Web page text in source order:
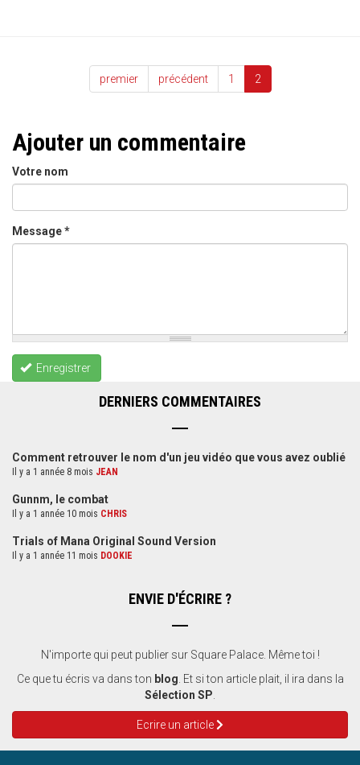
premier précédent 1 2
Ajouter un commentaire
Votre nom
Message*
Enregistrer
DERNIERS COMMENTAIRES
Comment retrouver le nom d'un jeu vidéo que vous avez oublié
Il y a 1 année 8 mois JEAN
Gunnm, le combat
Il y a 1 année 10 mois CHRIS
Trials of Mana Original Sound Version
Il y a 1 année 11 mois DOOKIE
ENVIE D'ÉCRIRE ?
N'importe qui peut publier sur Square Palace. Même toi !
Ce que tu écris va dans ton blog. Et si ton article plait, il ira dans la
Sélection SP.
Ecrire un article